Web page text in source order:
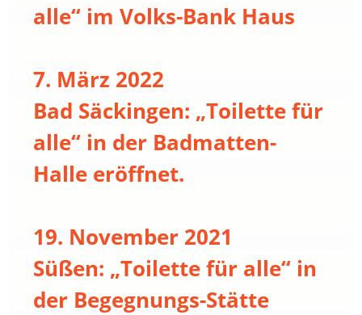
alle“ im Volks-Bank Haus
7. März 2022
Bad Säckingen: „Toilette für
alle“ in der Badmatten-
Halle eröffnet.
19. November 2021
Süßen: „Toilette für alle“ in
der Begegnungs-Stätte